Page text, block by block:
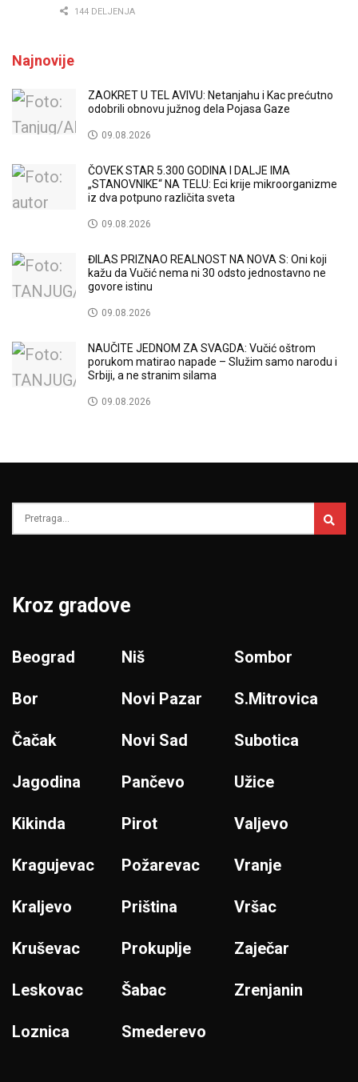
144 DELJENJA
Najnovije
ZAOKRET U TEL AVIVU: Netanjahu i Kac prećutno
odobrili obnovu južnog dela Pojasa Gaze
09.08.2026
ČOVEK STAR 5.300 GODINA I DALJE IMA
„STANOVNIKE“ NA TELU: Eci krije mikroorganizme
iz dva potpuno različita sveta
09.08.2026
ĐILAS PRIZNAO REALNOST NA NOVA S: Oni koji
kažu da Vučić nema ni 30 odsto jednostavno ne
govore istinu
09.08.2026
NAUČITE JEDNOM ZA SVAGDA: Vučić oštrom
porukom matirao napade – Služim samo narodu i
Srbiji, a ne stranim silama
09.08.2026
Kroz gradove
Beograd
Bor
Čačak
Jagodina
Kikinda
Kragujevac
Kraljevo
Kruševac
Leskovac
Loznica
Niš
Novi Pazar
Novi Sad
Pančevo
Pirot
Požarevac
Priština
Prokuplje
Šabac
Smederevo
Sombor
S.Mitrovica
Subotica
Užice
Valjevo
Vranje
Vršac
Zaječar
Zrenjanin